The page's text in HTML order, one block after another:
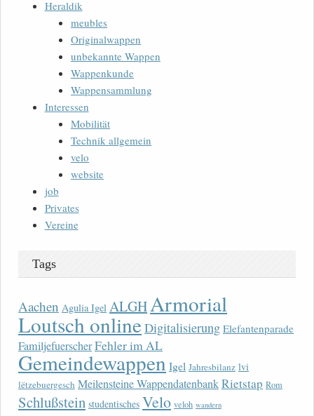
Heraldik
meubles
Originalwappen
unbekannte Wappen
Wappenkunde
Wappensammlung
Interessen
Mobilität
Technik allgemein
velo
website
job
Privates
Vereine
Tags
Aachen Agulia Igel ALGH Armorial
Loutsch onlineDigitalisierung Elefantenparade
FamiljefuerscherFehler im AL
Gemeindewappen Igel Jahresbilanz lvi
lëtzebuergesch Meilensteine WappendatenbankRietstap Rom
Schlußstein studentisches Velo veloh wandern